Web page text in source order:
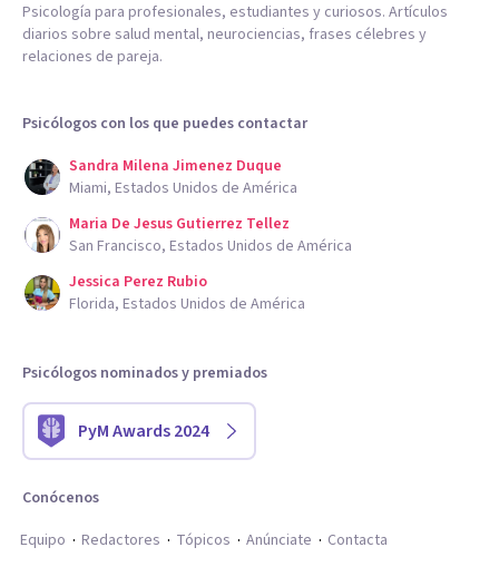
Psicología para profesionales, estudiantes y curiosos. Artículos
diarios sobre salud mental, neurociencias, frases célebres y
relaciones de pareja.
Psicólogos con los que puedes contactar
Sandra Milena Jimenez Duque
Miami, Estados Unidos de América
Maria De Jesus Gutierrez Tellez
San Francisco, Estados Unidos de América
Jessica Perez Rubio
Florida, Estados Unidos de América
Psicólogos nominados y premiados
PyM Awards 2024
Conócenos
Equipo
Redactores Tópicos Anúnciate Contacta